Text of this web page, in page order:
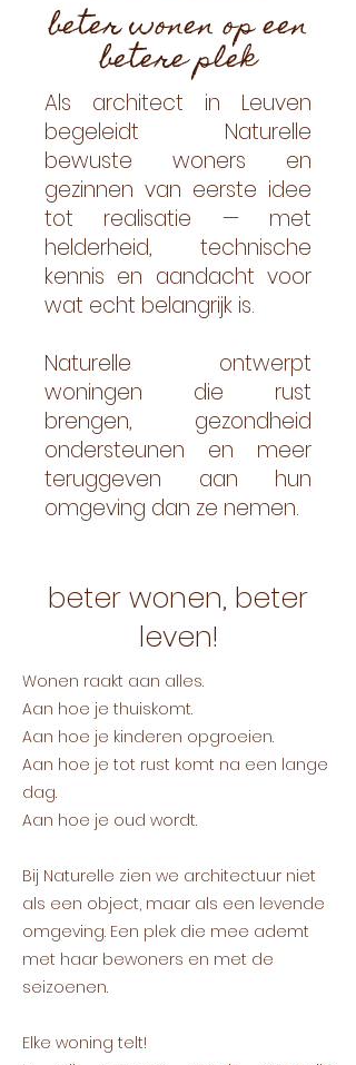
beter wonen op een
betere plek
Als architect in Leuven
begeleidt Naturelle
bewuste woners en
gezinnen van eerste idee
tot realisatie — met
helderheid, technische
kennis en aandacht voor
wat echt belangrijk is.
Naturelle ontwerpt
woningen die rust
brengen, gezondheid
ondersteunen en meer
teruggeven aan hun
omgeving dan ze nemen.
beter wonen, beter
leven!
Wonen raakt aan alles.
Aan hoe je thuiskomt.
Aan hoe je kinderen opgroeien.
Aan hoe je tot rust komt na een lange
dag.
Aan hoe je oud wordt.
Bij Naturelle zien we architectuur niet
als een object, maar als een levende
omgeving. Een plek die mee ademt
met haar bewoners en met de
seizoenen.
Elke woning telt!